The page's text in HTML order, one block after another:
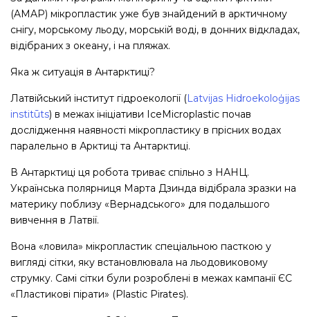
(AMAP) мікропластик уже був знайдений в арктичному
снігу, морському льоду, морській воді, в донних відкладах,
відібраних з океану, і на пляжах.
Яка ж ситуація в Антарктиці?
Латвійський інститут гідроекології (Latvijas Hidroekoloģijas
institūts) в межах ініціативи IceMicroplastic почав
дослідження наявності мікропластику в прісних водах
паралельно в Арктиці та Антарктиці.
В Антарктиці ця робота триває спільно з НАНЦ.
Українська полярниця Марта Дзинда відібрала зразки на
материку поблизу «Вернадського» для подальшого
вивчення в Латвії.
Вона «ловила» мікропластик спеціальною пасткою у
вигляді сітки, яку встановлювала на льодовиковому
струмку. Самі сітки були розроблені в межах кампанії ЄС
«Пластикові пірати» (Plastic Pirates).